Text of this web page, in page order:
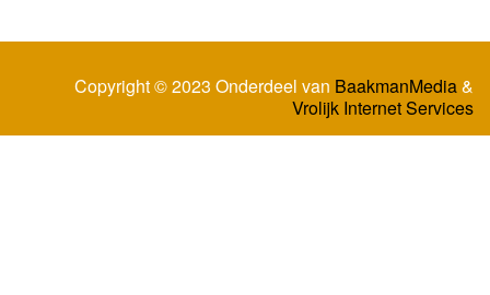
Copyright © 2023 Onderdeel van BaakmanMedia&
Vrolijk Internet Services